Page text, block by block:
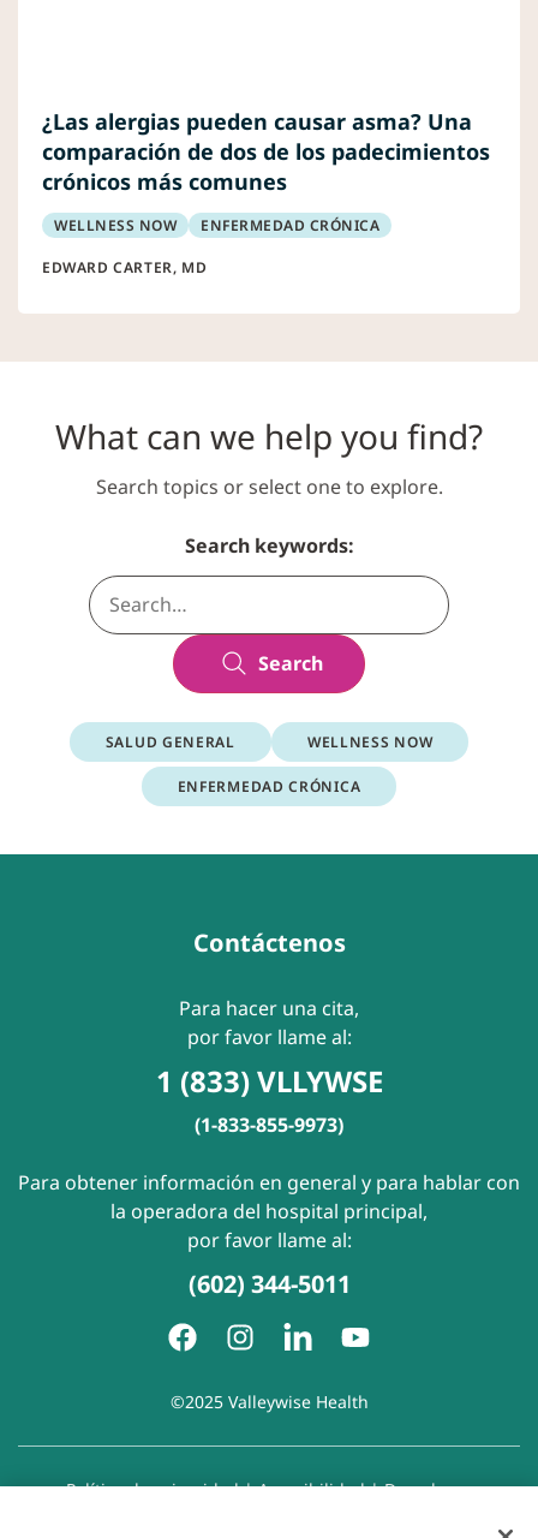
¿Las alergias pueden causar asma? Una
comparación de dos de los padecimientos
crónicos más comunes
WELLNESS NOW ENFERMEDAD CRÓNICA
EDWARD CARTER, MD
What can we help you find?
Search topics or select one to explore.
Search keywords:
Search
SALUD GENERAL WELLNESS NOW
ENFERMEDAD CRÓNICA
Contáctenos
Para hacer una cita,
por favor llame al:
1 (833) VLLYWSE
(1-833-855-9973)
Para obtener información en general y para hablar con
la operadora del hospital principal,
por favor llame al:
(602) 344-5011
©2025 Valleywise Health
Política de privacidad|Accesibilidad|Derechos y